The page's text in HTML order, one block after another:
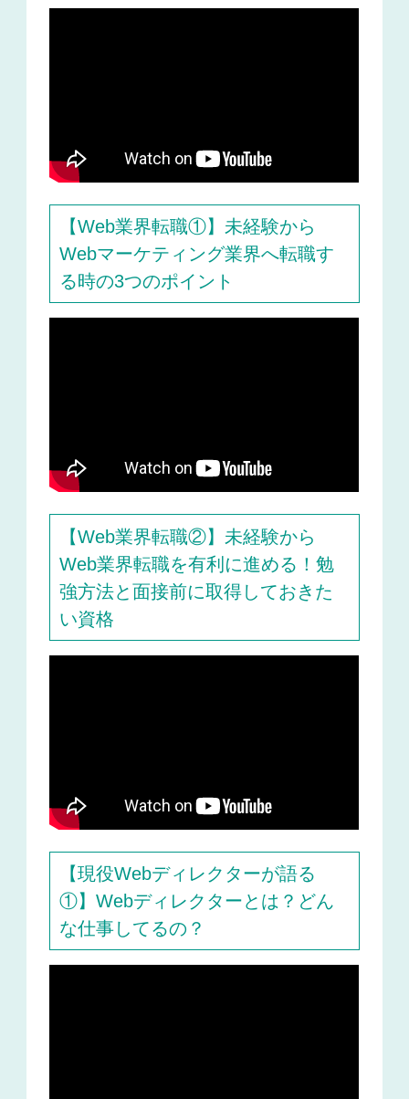
【Web業界転職①】未経験から
Webマーケティング業界へ転職す
る時の3つのポイント
【Web業界転職②】未経験から
Web業界転職を有利に進める！勉
強方法と面接前に取得しておきた
い資格
【現役Webディレクターが語る
①】Webディレクターとは？どん
な仕事してるの？